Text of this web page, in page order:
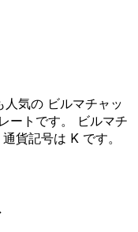
気の ビルマチャッ
ートです。 ビルマチ
貨記号は K です。